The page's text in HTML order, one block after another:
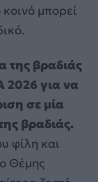
μπορεί
της βραδιάς
2026 για να
σε μία
βραδιάς.
φίλη και
Θέμης